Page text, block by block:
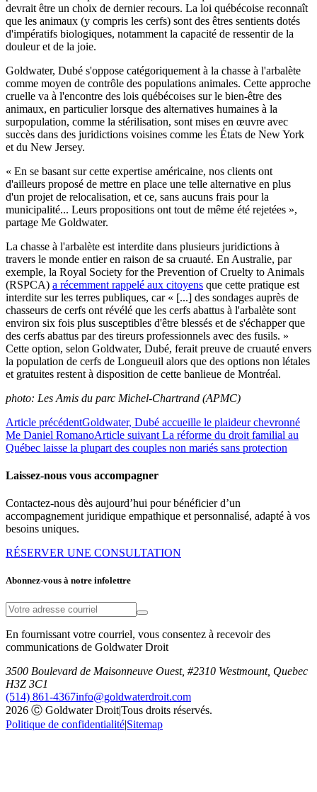
devrait être un choix de dernier recours. La loi québécoise reconnaît
que les animaux (y compris les cerfs) sont des êtres sentients dotés
d'impératifs biologiques, notamment la capacité de ressentir de la
douleur et de la joie.
Goldwater, Dubé s'oppose catégoriquement à la chasse à l'arbalète
comme moyen de contrôle des populations animales. Cette approche
cruelle va à l'encontre des lois québécoises sur le bien-être des
animaux, en particulier lorsque des alternatives humaines à la
surpopulation, comme la stérilisation, sont mises en œuvre avec
succès dans des juridictions voisines comme les États de New York
et du New Jersey.
« En se basant sur cette expertise américaine, nos clients ont
d'ailleurs proposé de mettre en place une telle alternative en plus
d'un projet de relocalisation, et ce, sans aucuns frais pour la
municipalité... Leurs propositions ont tout de même été rejetées »,
partage Me Goldwater.
La chasse à l'arbalète est interdite dans plusieurs juridictions à
travers le monde entier en raison de sa cruauté. En Australie, par
exemple, la Royal Society for the Prevention of Cruelty to Animals
(RSPCA) a récemment rappelé aux citoyens que cette pratique est
interdite sur les terres publiques, car « [...] des sondages auprès de
chasseurs de cerfs ont révélé que les cerfs abattus à l'arbalète sont
environ six fois plus susceptibles d'être blessés et de s'échapper que
des cerfs abattus par des tireurs professionnels avec des fusils. »
Cette option, selon Goldwater, Dubé, ferait preuve de cruauté envers
la population de cerfs de Longueuil alors que des options non létales
et gratuites restent à disposition de cette banlieue de Montréal.
photo: Les Amis du parc Michel-Chartrand (APMC)
Article précédentGoldwater, Dubé accueille le plaideur chevronné
Me Daniel RomanoArticle suivant La réforme du droit familial au
Québec laisse la plupart des couples non mariés sans protection
Laissez-nous vous accompagner
Contactez-nous dès aujourd’hui pour bénéficier d’un
accompagnement juridique empathique et personnalisé, adapté à vos
besoins uniques.
RÉSERVER UNE CONSULTATION
Abonnez-vous à notre infolettre
En fournissant votre courriel, vous consentez à recevoir des
communications de Goldwater Droit
3500 Boulevard de Maisonneuve Ouest, #2310 Westmount, Quebec
H3Z 3C1
(514) 861-4367info@goldwaterdroit.com
2026 Ⓒ Goldwater Droit|Tous droits réservés.
Politique de confidentialité|Sitemap